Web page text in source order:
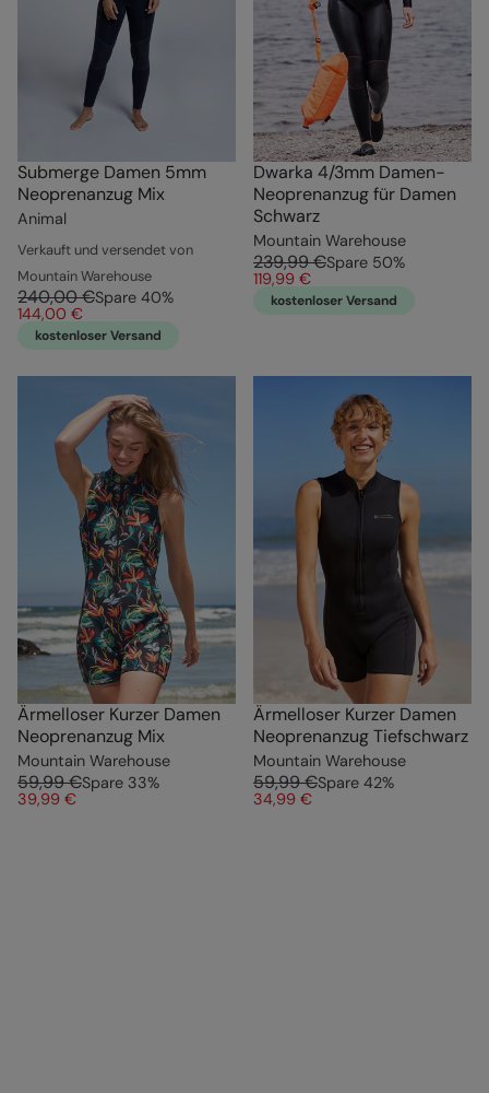
Submerge Damen 5mm
Neoprenanzug Mix
Animal
Verkauft und versendet von
Mountain Warehouse
240,00 €Spare 40%
144,00 €
kostenloser Versand
Dwarka 4/3mm Damen-
Neoprenanzug für Damen
Schwarz
Mountain Warehouse
239,99 €Spare 50%
119,99 €
kostenloser Versand
Ärmelloser Kurzer Damen
Neoprenanzug Mix
Mountain Warehouse
59,99 €Spare 33%
39,99 €
Ärmelloser Kurzer Damen
Neoprenanzug Tiefschwarz
Mountain Warehouse
59,99 €Spare 42%
34,99 €